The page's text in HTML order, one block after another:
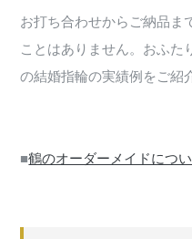
お打ち合わせからご納品ま
ことはありません。おふた
の結婚指輪の実績例をご紹
■鶴のオーダーメイドにつ